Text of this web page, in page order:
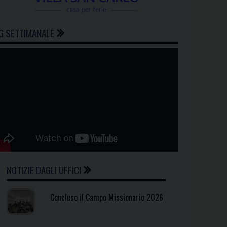
SETTIMANALE
NOTIZIE DAGLI UFFICI
Concluso il Campo Missionario 2026